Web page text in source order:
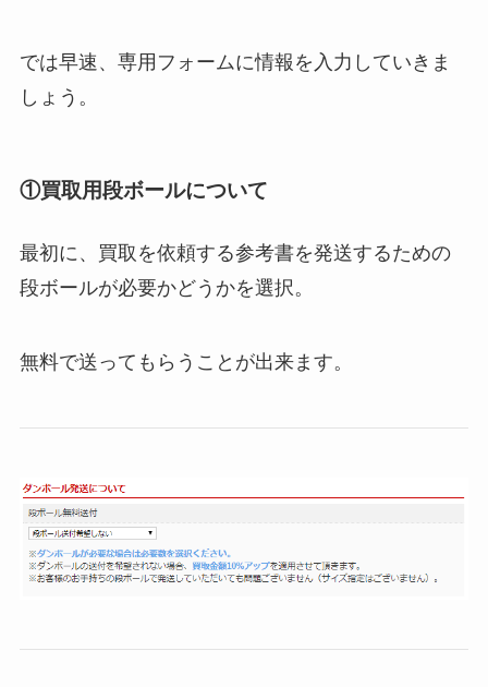
では早速、専用フォームに情報を入力していきま
しょう。
①買取用段ボールについて
最初に、買取を依頼する参考書を発送するための
段ボールが必要かどうかを選択。
無料で送ってもらうことが出来ます。